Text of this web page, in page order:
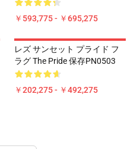
￥593,775 - ￥695,275
レズ サンセット プライド フ
ラグ The Pride 保存PN0503
￥202,275 - ￥492,275